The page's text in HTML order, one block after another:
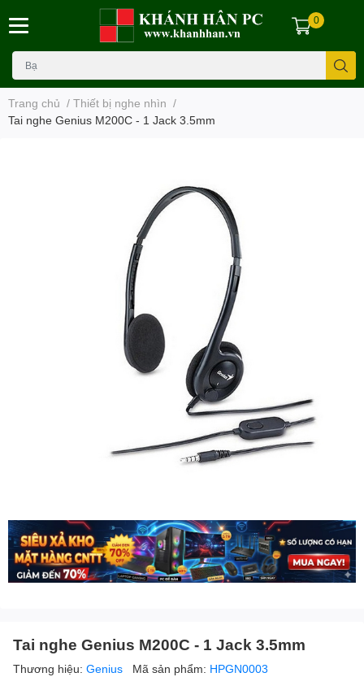
0
Trang chủ / Thiết bị nghe nhìn /
Tai nghe Genius M200C - 1 Jack 3.5mm
Tai nghe Genius M200C - 1 Jack 3.5mm
Thương hiệu: Genius Mã sản phẩm: HPGN0003